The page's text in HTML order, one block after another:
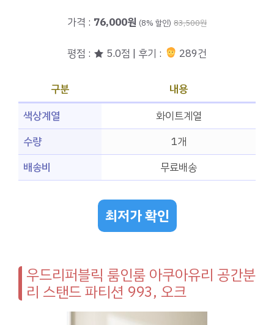
가격 : 76,000원 (8% 할인) 83,500원
평점 : ★ 5.0점 | 후기 : 289건
구분
내용
색상계열
화이트계열
수량
1개
배송비
무료배송
최저가 확인
우드리퍼블릭 룸인룸 아쿠아유리 공간분
리 스탠드 파티션 993, 오크